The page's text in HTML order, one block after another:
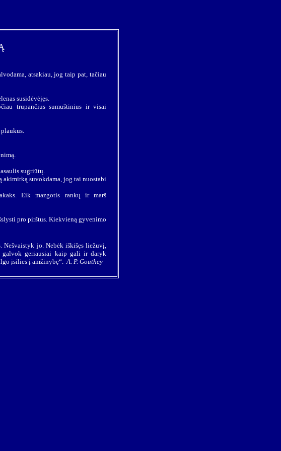
atsakiau, jog taip pat, tačiau
susidėvėjęs.
trupančius sumuštinius ir visai
sugriūtų.
akimirką suvokdama, jog tai nuostabi
Eik mazgotis rankų ir marš
pro pirštus. Kiekvieną gyvenimo
Nešvaistyk jo. Nebėk iškišęs liežuvį,
galvok geriausiai kaip gali ir daryk
įsilies į amžinybę“.A. P. Gouthey